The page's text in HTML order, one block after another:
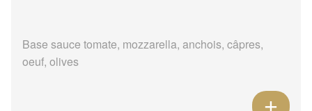
Base sauce tomate, mozzarella, anchois, câpres,
oeuf, olives